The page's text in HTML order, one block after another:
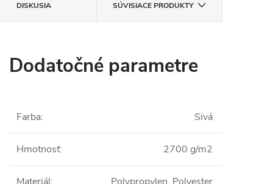
DISKUSIA SÚVISIACE PRODUKTY
Dodatočné parametre
Farba: Sivá
Hmotnosť: 2700 g/m2